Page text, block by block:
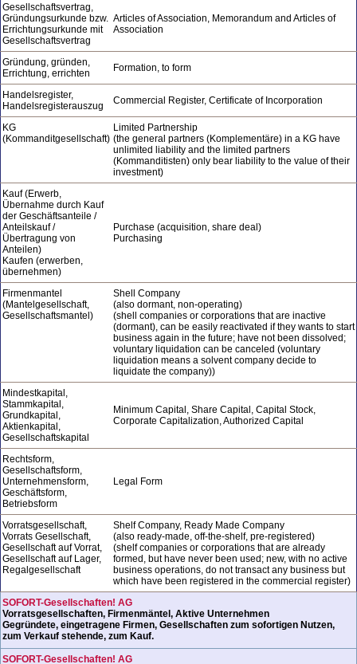
Gesellschaftsvertrag,
Gründungsurkunde bzw.
Errichtungsurkunde mit
Gesellschaftsvertrag
Articles of Association, Memorandum and Articles of
Association
Gründung, gründen,
Errichtung, errichten
Formation, to form
Handelsregister,
Handelsregisterauszug
Commercial Register, Certificate of Incorporation
KG
(Kommanditgesellschaft)
Limited Partnership
(the general partners (Komplementäre) in a KG have
unlimited liability and the limited partners
(Kommanditisten) only bear liability to the value of their
investment)
Kauf (Erwerb,
Übernahme durch Kauf
der Geschäftsanteile /
Anteilskauf /
Übertragung von
Anteilen)
Kaufen (erwerben,
übernehmen)
Purchase (acquisition, share deal)
Purchasing
Firmenmantel
(Mantelgesellschaft,
Gesellschaftsmantel)
Shell Company
(also dormant, non-operating)
(shell companies or corporations that are inactive
(dormant), can be easily reactivated if they wants to start
business again in the future; have not been dissolved;
voluntary liquidation can be canceled (voluntary
liquidation means a solvent company decide to
liquidate the company))
Mindestkapital,
Stammkapital,
Grundkapital,
Aktienkapital,
Gesellschaftskapital
Minimum Capital, Share Capital, Capital Stock,
Corporate Capitalization, Authorized Capital
Rechtsform,
Gesellschaftsform,
Unternehmensform,
Geschäftsform,
Betriebsform
Legal Form
Vorratsgesellschaft,
Vorrats Gesellschaft,
Gesellschaft auf Vorrat,
Gesellschaft auf Lager,
Regalgesellschaft
Shelf Company, Ready Made Company
(also ready-made, off-the-shelf, pre-registered)
(shelf companies or corporations that are already
formed, but have never been used; new, with no active
business operations, do not transact any business but
which have been registered in the commercial register)
SOFORT-Gesellschaften! AG
Vorratsgesellschaften, Firmenmäntel, Aktive Unternehmen
Gegründete, eingetragene Firmen, Gesellschaften zum sofortigen Nutzen,
zum Verkauf stehende, zum Kauf.
SOFORT-Gesellschaften! AG